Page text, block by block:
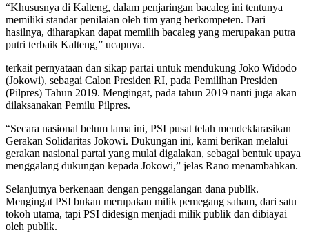
“Khususnya di Kalteng, dalam penjaringan bacaleg ini tentunya
memiliki standar penilaian oleh tim yang berkompeten. Dari
hasilnya, diharapkan dapat memilih bacaleg yang merupakan putra
putri terbaik Kalteng,” ucapnya.
terkait pernyataan dan sikap partai untuk mendukung Joko Widodo
(Jokowi), sebagai Calon Presiden RI, pada Pemilihan Presiden
(Pilpres) Tahun 2019. Mengingat, pada tahun 2019 nanti juga akan
dilaksanakan Pemilu Pilpres.
“Secara nasional belum lama ini, PSI pusat telah mendeklarasikan
Gerakan Solidaritas Jokowi. Dukungan ini, kami berikan melalui
gerakan nasional partai yang mulai digalakan, sebagai bentuk upaya
menggalang dukungan kepada Jokowi,” jelas Rano menambahkan.
Selanjutnya berkenaan dengan penggalangan dana publik.
Mengingat PSI bukan merupakan milik pemegang saham, dari satu
tokoh utama, tapi PSI didesign menjadi milik publik dan dibiayai
oleh publik.